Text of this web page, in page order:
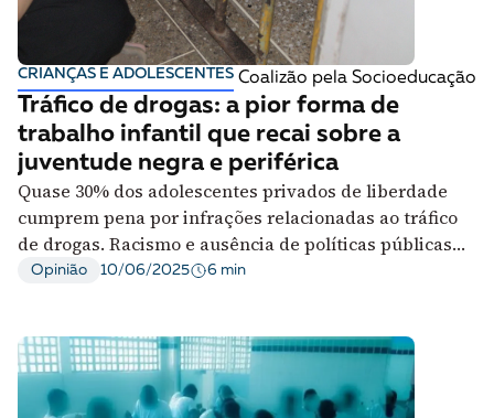
CRIANÇAS E ADOLESCENTES Coalizão pela Socioeducação
Tráfico de drogas: a pior forma de
trabalho infantil que recai sobre a
juventude negra e periférica
Quase 30% dos adolescentes privados de liberdade
cumprem pena por infrações relacionadas ao tráfico
de drogas. Racismo e ausência de políticas públicas
empurram jovens para atividades insalubres e
Opinião 10/06/2025 6 min